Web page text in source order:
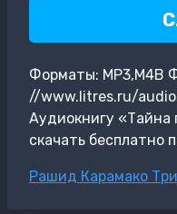
Форматы: MP3,M4B
//www.litres.ru/
Аудиокнигу «Тайна
скачать бесплатно
Метки
Рашид Карамако